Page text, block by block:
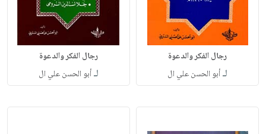
رجال الفكر والدعوة
لـأبو الحسن علي ال
رجال الفكر والدعوة
لـأبو الحسن علي ال